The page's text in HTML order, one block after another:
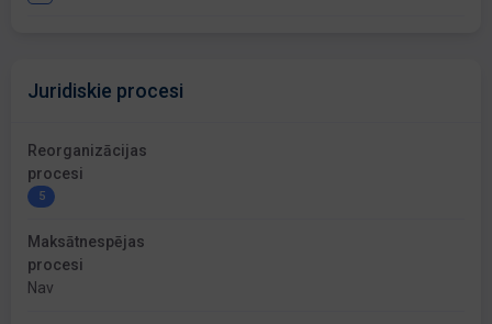
Juridiskie procesi
Reorganizācijas
procesi
5
Maksātnespējas
procesi
Nav